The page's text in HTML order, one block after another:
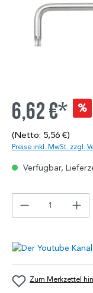
6,62 €* %
(Netto: 5,56 €)
Preise inkl. MwSt. zzgl.
Verfügbar,
Zum Merkzettel